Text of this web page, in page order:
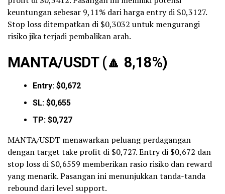
keuntungan sebesar 9,11% dari harga entry di $0,3127.
Stop loss ditempatkan di $0,3032 untuk mengurangi
risiko jika terjadi pembalikan arah.
MANTA/USDT (🔼 8,18%)
Entry: $0,672
SL: $0,655
TP: $0,727
MANTA/USDT menawarkan peluang perdagangan
dengan target take profit di $0,727. Entry di $0,672 dan
stop loss di $0,6559 memberikan rasio risiko dan reward
yang menarik. Pasangan ini menunjukkan tanda-tanda
rebound dari level support.